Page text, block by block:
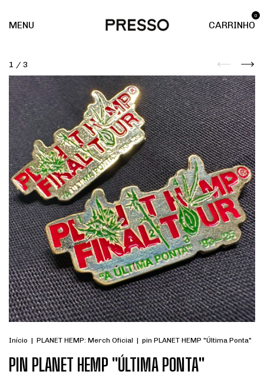
MENU CARRINHO
0
1 / 3
Início | PLANET HEMP: Merch Oficial | pin PLANET HEMP "Última Ponta"
PIN PLANET HEMP "ÚLTIMA PONTA"